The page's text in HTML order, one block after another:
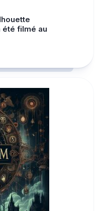
été filmé au